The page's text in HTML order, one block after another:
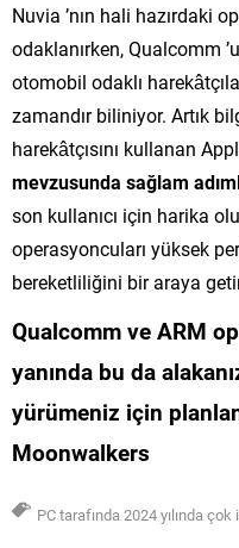
Nuvia ’nın hali hazırdaki
odaklanırken, Qualcomm
otomobil odaklı
zamandır biliniyor. Artık
harekâtçısını kullanan
mevzusunda sağlam
son kullanıcı için harika
operasyoncuları yüksek
bereketliliğini bir araya
Qualcomm ve ARM
yanında bu da
yürümeniz için
Moonwalkers
PC tarafında 2024 yılında